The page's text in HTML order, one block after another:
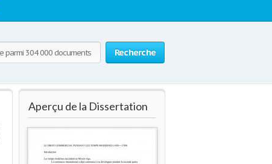
Recherche
Aperçu de la Dissertation